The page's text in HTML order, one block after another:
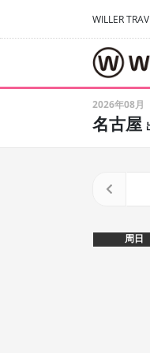
WILLER
2026年08月
名古屋
周日